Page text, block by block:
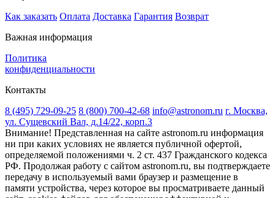
Как заказать Оплата Доставка Гарантия Возврат
Важная информация
Политика
конфиденциальности
Контакты
8 (495) 729-09-25 8 (800) 700-42-68 info@astronom.ru г. Москва,
ул. Сущевский Вал, д.14/22, корп.3
Внимание! Представленная на сайте astronom.ru информация
ни при каких условиях не является публичной офертой,
определяемой положениями ч. 2 ст. 437 Гражданского кодекса
РФ. Продолжая работу с сайтом astronom.ru, вы подтверждаете
передачу в используемый вами браузер и размещение в
памяти устройства, через которое вы просматриваете данный